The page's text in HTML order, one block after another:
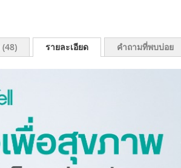
48 รายละเอียด คำถามที่พบบ่อย